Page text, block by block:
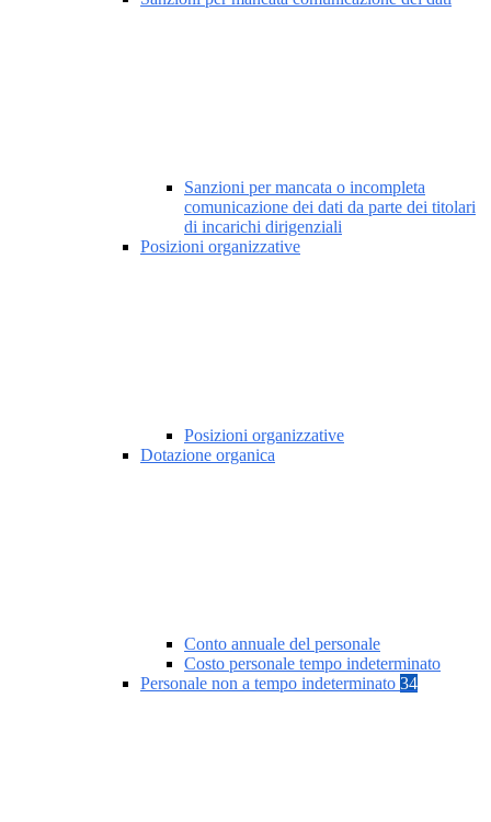
Sanzioni per mancata o incompleta
comunicazione dei dati da parte dei titolari
di incarichi dirigenziali
Posizioni organizzative
Posizioni organizzative
Dotazione organica
Conto annuale del personale
Costo personale tempo indeterminato
Personale non a tempo indeterminato 34